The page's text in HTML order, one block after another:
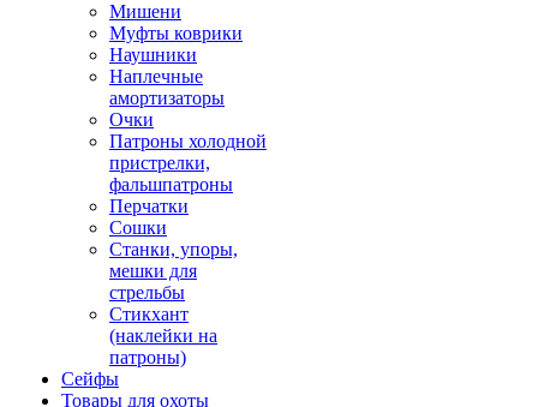
Мишени
Муфты коврики
Наушники
Наплечные
амортизаторы
Очки
Патроны холодной
пристрелки,
фальшпатроны
Перчатки
Сошки
Станки, упоры,
мешки для
стрельбы
Стикхант
(наклейки на
патроны)
Сейфы
Товары для охоты